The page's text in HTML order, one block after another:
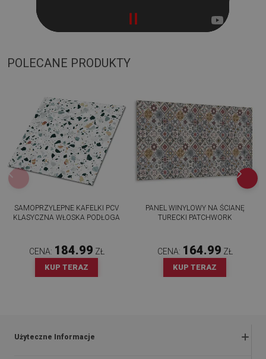
POLECANE PRODUKTY
SAMOPRZYLEPNE KAFELKI PCV
KLASYCZNA WŁOSKA PODŁOGA
CENA: 184.99 ZŁ
KUP TERAZ
PANEL WINYLOWY NA ŚCIANĘ
TURECKI PATCHWORK
CENA: 164.99 ZŁ
KUP TERAZ
Użyteczne Informacje